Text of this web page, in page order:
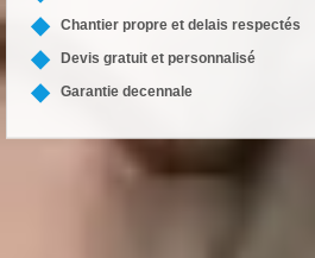
Chantier propre et delais respectés
Devis gratuit et personnalisé
Garantie decennale